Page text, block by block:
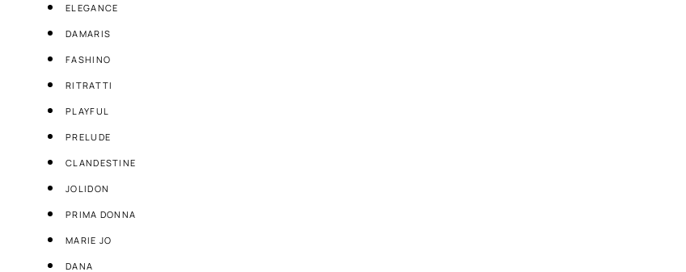
ELEGANCE
DAMARIS
FASHINO
RITRATTI
PLAYFUL
PRELUDE
CLANDESTINE
JOLIDON
PRIMA DONNA
MARIE JO
DANA